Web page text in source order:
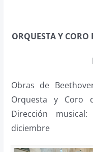
ORQUESTA Y
Obras de
Orquesta y Coro
Dirección
diciembre